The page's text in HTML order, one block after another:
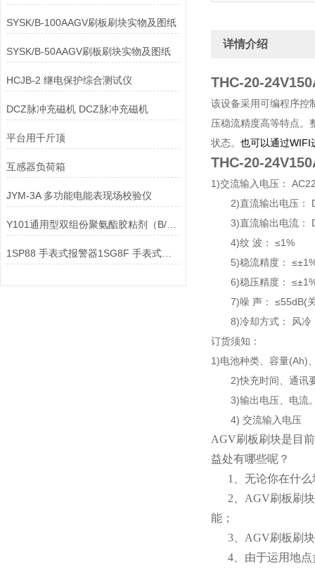
SYSK/B-100AAGV刷板刷块实物及图纸
SYSK/B-50AAGV刷板刷块实物及图纸
HCJB-2 继电保护综合测试仪
DCZ脉冲充磁机 DCZ脉冲充磁机
平台用千斤顶
互感器负荷箱
JYM-3A 多功能电能表现场校验仪
Y101通用型双组份聚氨酯胶粘剂（B/F/H级）
1SP88 手表式报警器1SG8F 手表式报警器
详情介绍
THC-20-
该设备采用可编程序控
压稳流精度高等特点。
状态。 也可以通过WIFI
THC-20-
1)交流输入电压：
2)直流输出电压：
3)直流输出电流：
4)纹 波： ≤1%
5)稳流精度：
6)稳压精度：
7)噪 声： ≤55dB(关
8)冷却方式： 风冷
订货须知：
1)电池种类、容量(Ah)
2)快充时间、通讯
3)输出电压、电流
4) 交流输入电压
AGV刷板刷块是目
益处有哪些呢？
1、无论你在什么
2、AGV刷板刷块
能；
3、AGV刷板刷块
4、由于运用地点